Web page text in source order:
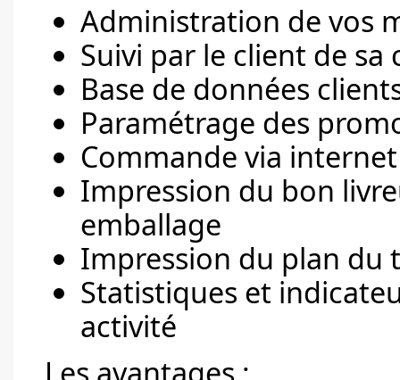
Administration de vos
Suivi par le client de
Base de données
Paramétrage des
Commande via
Impression du bon
emballage
Impression du plan du
Statistiques et
activité